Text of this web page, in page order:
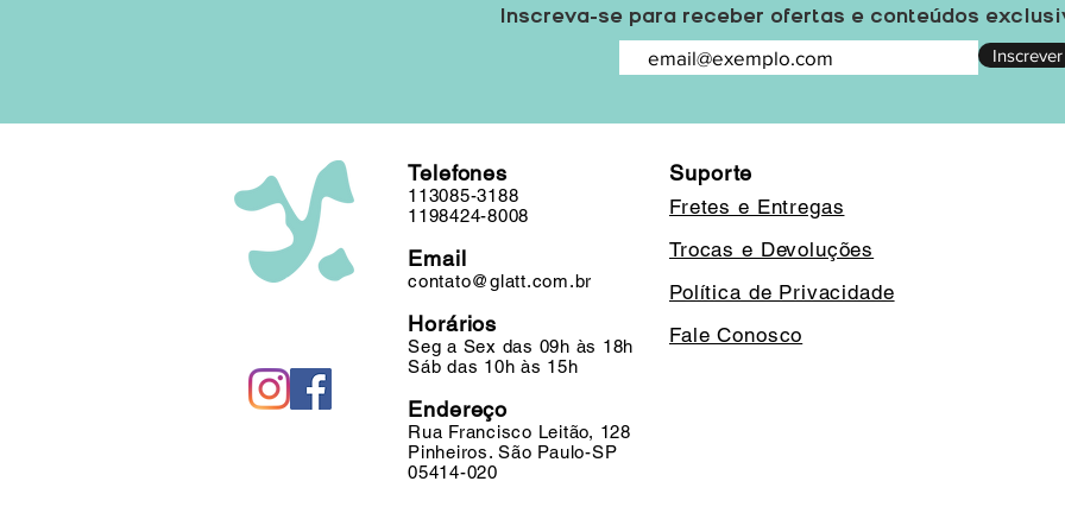
Inscreva-se para receber ofertas e conteúdos
Inscrever
Telefones
113085-3188
1198424-8008
Email
contato@glatt.com.br
Horários
Seg a Sex das 09h às 18h
Sáb das 10h às 15h
Endereço
Rua Francisco Leitão, 128
Pinheiros. São Paulo-SP
05414-020
Suporte
Fretes e Entregas
Trocas e Devoluções
Política de Privacidade
Fale Conosco